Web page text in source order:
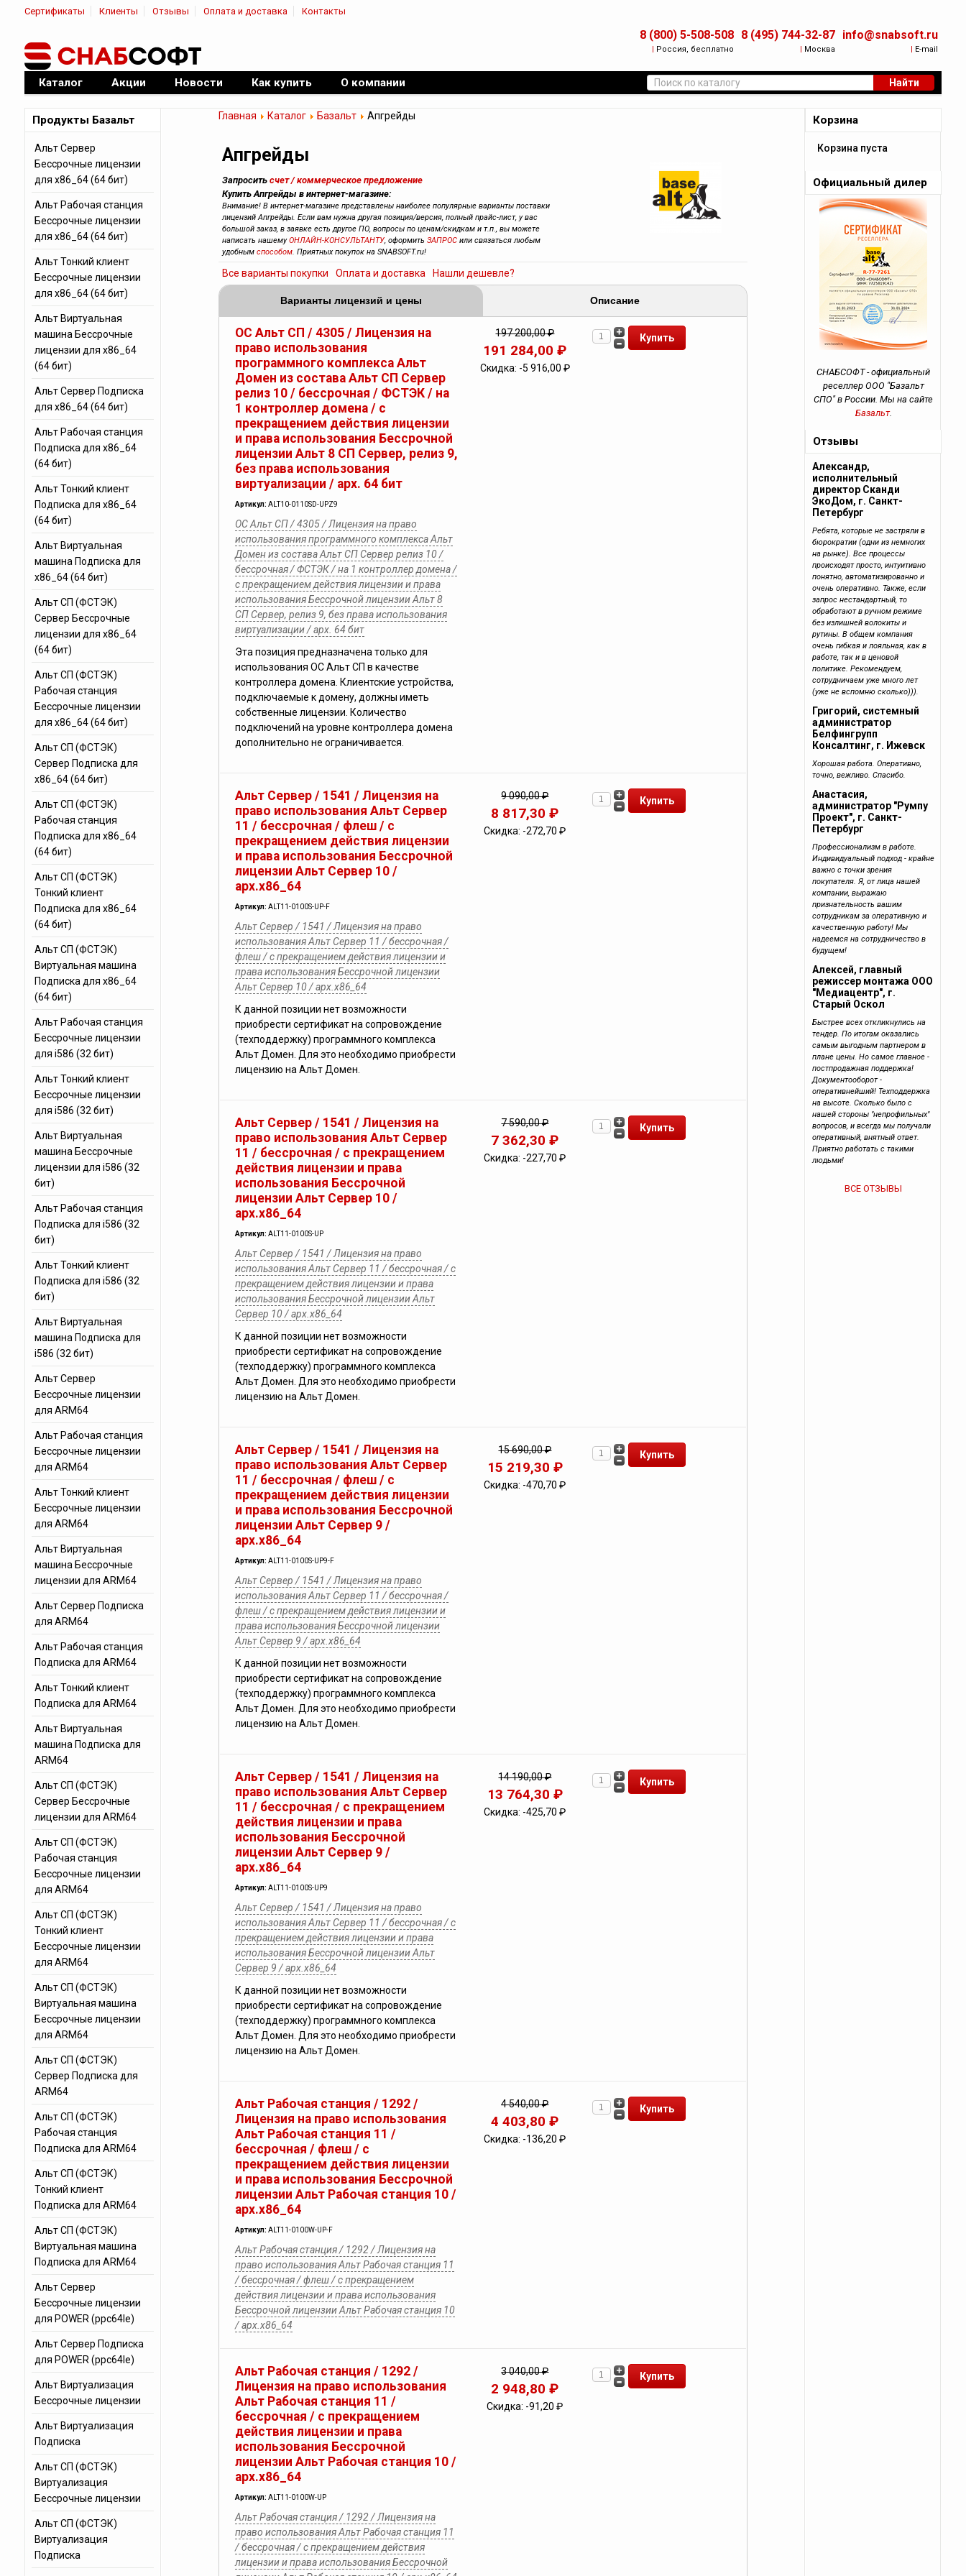
Сертификаты Клиенты Отзывы Оплата и доставка Контакты
8 (800) 5-508-508
| Россия, бесплатно
8 (495) 744-32-87
| Москва
info@snabsoft.ru
| E-mail
Официальный дилер ПО
Каталог Акции Новости Как купить О компании Найти
Главная Каталог Базальт Апгрейды
Апгрейды
Запросить счет / коммерческое предложение
Купить Апгрейды в интернет-магазине:
Внимание! В интернет-магазине представлены наиболее популярные варианты поставки
лицензий Апгрейды. Если вам нужна другая позиция/версия, полный прайс-лист, у вас
большой заказ, в заявке есть другое ПО, вопросы по ценам/скидкам и т.п., вы можете
написать нашемуОНЛАЙН-КОНСУЛЬТАНТУ, оформить ЗАПРОСили связаться любым
удобным способом. Приятных покупок на SNABSOFT.ru!
Все варианты покупки Оплата и доставка Нашли дешевле?
Варианты лицензий и цены Описание
ОС Альт СП / 4305 / Лицензия на
право использования
программного комплекса Альт
Домен из состава Альт СП Сервер
релиз 10 / бессрочная / ФСТЭК / на
1 контроллер домена / с
прекращением действия лицензии
и права использования Бессрочной
лицензии Альт 8 СП Сервер, релиз 9,
без права использования
виртуализации / арх. 64 бит
Артикул: ALT10-0110SD-UPZ9
ОС Альт СП / 4305 / Лицензия на право
использования программного комплекса Альт
Домен из состава Альт СП Сервер релиз 10 /
бессрочная / ФСТЭК / на 1 контроллер домена /
с прекращением действия лицензии и права
использования Бессрочной лицензии Альт 8
СП Сервер, релиз 9, без права использования
виртуализации / арх. 64 бит
Эта позиция предназначена только для
использования ОС Альт СП в качестве
контроллера домена. Клиентские устройства,
подключаемые к домену, должны иметь
собственные лицензии. Количество
подключений на уровне контроллера домена
дополнительно не ограничивается.
197 200,00 ₽
191 284,00 ₽
Скидка: -5 916,00 ₽
Альт Сервер / 1541 / Лицензия на
право использования Альт Сервер
11 / бессрочная / флеш / с
прекращением действия лицензии
и права использования Бессрочной
лицензии Альт Сервер 10 /
арх.х86_64
Артикул: ALT11-0100S-UP-F
Альт Сервер / 1541 / Лицензия на право
использования Альт Сервер 11 / бессрочная /
флеш / с прекращением действия лицензии и
права использования Бессрочной лицензии
Альт Сервер 10 / арх.х86_64
К данной позиции нет возможности
приобрести сертификат на сопровождение
(техподдержку) программного комплекса
Альт Домен. Для это необходимо приобрести
лицензию на Альт Домен.
9 090,00 ₽
8 817,30 ₽
Скидка: -272,70 ₽
Альт Сервер / 1541 / Лицензия на
право использования Альт Сервер
11 / бессрочная / с прекращением
действия лицензии и права
использования Бессрочной
лицензии Альт Сервер 10 /
арх.х86_64
Артикул: ALT11-0100S-UP
Альт Сервер / 1541 / Лицензия на право
использования Альт Сервер 11 / бессрочная / с
прекращением действия лицензии и права
использования Бессрочной лицензии Альт
Сервер 10 / арх.х86_64
К данной позиции нет возможности
приобрести сертификат на сопровождение
(техподдержку) программного комплекса
Альт Домен. Для это необходимо приобрести
лицензию на Альт Домен.
7 590,00 ₽
7 362,30 ₽
Скидка: -227,70 ₽
Альт Сервер / 1541 / Лицензия на
право использования Альт Сервер
11 / бессрочная / флеш / с
прекращением действия лицензии
и права использования Бессрочной
лицензии Альт Сервер 9 /
арх.х86_64
Артикул: ALT11-0100S-UP9-F
Альт Сервер / 1541 / Лицензия на право
использования Альт Сервер 11 / бессрочная /
флеш / с прекращением действия лицензии и
права использования Бессрочной лицензии
Альт Сервер 9 / арх.х86_64
К данной позиции нет возможности
приобрести сертификат на сопровождение
(техподдержку) программного комплекса
Альт Домен. Для это необходимо приобрести
лицензию на Альт Домен.
15 690,00 ₽
15 219,30 ₽
Скидка: -470,70 ₽
Альт Сервер / 1541 / Лицензия на
право использования Альт Сервер
11 / бессрочная / с прекращением
действия лицензии и права
использования Бессрочной
лицензии Альт Сервер 9 /
арх.х86_64
Артикул: ALT11-0100S-UP9
Альт Сервер / 1541 / Лицензия на право
использования Альт Сервер 11 / бессрочная / с
прекращением действия лицензии и права
использования Бессрочной лицензии Альт
Сервер 9 / арх.х86_64
К данной позиции нет возможности
приобрести сертификат на сопровождение
(техподдержку) программного комплекса
Альт Домен. Для это необходимо приобрести
лицензию на Альт Домен.
14 190,00 ₽
13 764,30 ₽
Скидка: -425,70 ₽
Альт Рабочая станция / 1292 /
Лицензия на право использования
Альт Рабочая станция 11 /
бессрочная / флеш / с
прекращением действия лицензии
и права использования Бессрочной
лицензии Альт Рабочая станция 10 /
арх.х86_64
Артикул: ALT11-0100W-UP-F
Альт Рабочая станция / 1292 / Лицензия на
право использования Альт Рабочая станция 11
/ бессрочная / флеш / с прекращением
действия лицензии и права использования
Бессрочной лицензии Альт Рабочая станция 10
/ арх.х86_64
4 540,00 ₽
4 403,80 ₽
Скидка: -136,20 ₽
Альт Рабочая станция / 1292 /
Лицензия на право использования
Альт Рабочая станция 11 /
бессрочная / с прекращением
действия лицензии и права
использования Бессрочной
лицензии Альт Рабочая станция 10 /
арх.х86_64
Артикул: ALT11-0100W-UP
Альт Рабочая станция / 1292 / Лицензия на
право использования Альт Рабочая станция 11
/ бессрочная / с прекращением действия
лицензии и права использования Бессрочной
3 040,00 ₽
2 948,80 ₽
Скидка: -91,20 ₽
Продукты Базальт
Альт Сервер
Бессрочные лицензии
для x86_64 (64 бит)
Альт Рабочая станция
Бессрочные лицензии
для x86_64 (64 бит)
Альт Тонкий клиент
Бессрочные лицензии
для x86_64 (64 бит)
Альт Виртуальная
машина Бессрочные
лицензии для x86_64
(64 бит)
Альт Сервер Подписка
для x86_64 (64 бит)
Альт Рабочая станция
Подписка для x86_64
(64 бит)
Альт Тонкий клиент
Подписка для x86_64
(64 бит)
Альт Виртуальная
машина Подписка для
x86_64 (64 бит)
Альт СП (ФСТЭК)
Сервер Бессрочные
лицензии для x86_64
(64 бит)
Альт СП (ФСТЭК)
Рабочая станция
Бессрочные лицензии
для x86_64 (64 бит)
Альт СП (ФСТЭК)
Сервер Подписка для
x86_64 (64 бит)
Альт СП (ФСТЭК)
Рабочая станция
Подписка для x86_64
(64 бит)
Альт СП (ФСТЭК)
Тонкий клиент
Подписка для x86_64
(64 бит)
Альт СП (ФСТЭК)
Виртуальная машина
Подписка для x86_64
(64 бит)
Альт Рабочая станция
Бессрочные лицензии
для i586 (32 бит)
Альт Тонкий клиент
Бессрочные лицензии
для i586 (32 бит)
Альт Виртуальная
машина Бессрочные
лицензии для i586 (32
бит)
Альт Рабочая станция
Подписка для i586 (32
бит)
Альт Тонкий клиент
Подписка для i586 (32
бит)
Альт Виртуальная
машина Подписка для
i586 (32 бит)
Альт Сервер
Бессрочные лицензии
для ARM64
Альт Рабочая станция
Бессрочные лицензии
для ARM64
Альт Тонкий клиент
Бессрочные лицензии
для ARM64
Альт Виртуальная
машина Бессрочные
лицензии для ARM64
Альт Сервер Подписка
для ARM64
Альт Рабочая станция
Подписка для ARM64
Альт Тонкий клиент
Подписка для ARM64
Альт Виртуальная
машина Подписка для
ARM64
Альт СП (ФСТЭК)
Сервер Бессрочные
лицензии для ARM64
Альт СП (ФСТЭК)
Рабочая станция
Бессрочные лицензии
для ARM64
Альт СП (ФСТЭК)
Тонкий клиент
Бессрочные лицензии
для ARM64
Альт СП (ФСТЭК)
Виртуальная машина
Бессрочные лицензии
для ARM64
Альт СП (ФСТЭК)
Сервер Подписка для
ARM64
Альт СП (ФСТЭК)
Рабочая станция
Подписка для ARM64
Альт СП (ФСТЭК)
Тонкий клиент
Подписка для ARM64
Альт СП (ФСТЭК)
Виртуальная машина
Подписка для ARM64
Альт Сервер
Бессрочные лицензии
для POWER (ppc64le)
Альт Сервер Подписка
для POWER (ppc64le)
Альт Виртуализация
Бессрочные лицензии
Альт Виртуализация
Подписка
Альт СП (ФСТЭК)
Виртуализация
Бессрочные лицензии
Альт СП (ФСТЭК)
Виртуализация
Подписка
Корзина
Корзина пуста
Официальный дилер
СНАБСОФТ - официальный
реселлер ООО "Базальт
СПО" в России. Мы на сайте
Базальт.
Отзывы
Александр,
исполнительный
директор Сканди
ЭкоДом, г. Санкт-
Петербург
Ребята, которые не застряли в
бюрократии (одни из немногих
на рынке). Все процессы
происходят просто, интуитивно
понятно, автоматизированно и
очень оперативно. Также, если
запрос нестандартный, то
обработают в ручном режиме
без излишней волокиты и
рутины. В общем компания
очень гибкая и лояльная, как в
работе, так и в ценовой
политике. Рекомендуем,
сотрудничаем уже много лет
(уже не вспомню сколько))).
Григорий, системный
администратор
Белфингрупп
Консалтинг, г. Ижевск
Хорошая работа. Оперативно,
точно, вежливо. Спасибо.
Анастасия,
администратор "Румпу
Проект", г. Санкт-
Петербург
Профессионализм в работе.
Индивидуальный подход - крайне
важно с точки зрения
покупателя. Я, от лица нашей
компании, выражаю
признательность вашим
сотрудникам за оперативную и
качественную работу! Мы
надеемся на сотрудничество в
будущем!
Алексей, главный
режиссер монтажа ООО
"Медиацентр", г.
Старый Оскол
Быстрее всех откликнулись на
тендер. По итогам оказались
самым выгодным партнером в
плане цены. Но самое главное -
постпродажная поддержка!
Документооборот -
оперативнейший! Техподдержка
на высоте. Сколько было с
нашей стороны "непрофильных"
вопросов, и всегда мы получали
оперативный, внятный ответ.
Приятно работать с такими
людьми!
ВСЕ ОТЗЫВЫ